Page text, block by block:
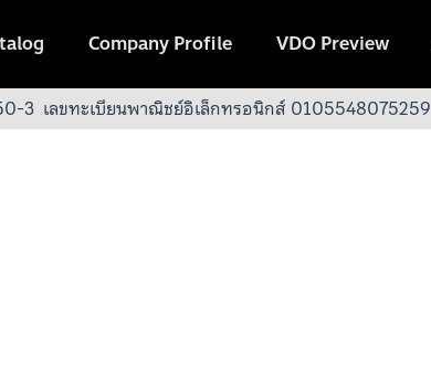
Company Profile VDO Preview
3 เลขทะเบียนพาณิชย์อิเล็กทรอนิกส์ 0105548075259